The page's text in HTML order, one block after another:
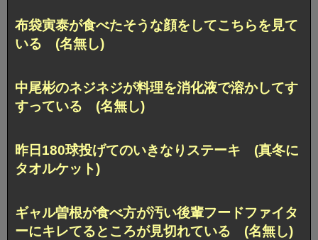
布袋寅泰が食べたそうな顔をしてこちらを見て
いる (名無し)
中尾彬のネジネジが料理を消化液で溶かしてす
すっている (名無し)
昨日180球投げてのいきなりステーキ (真冬に
タオルケット)
ギャル曽根が食べ方が汚い後輩フードファイタ
ーにキレてるところが見切れている (名無し)